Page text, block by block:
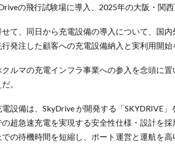
の飛行試験場に導入、2025年の大阪・関
て、同日から充電設備の導入について、国
発注した顧客への充電設備納入と実利用開始
ルマの充電インフラ事業への参入を念頭に
。
設備は、SkyDrive が開発する「SKYDRIVE
超急速充電を実現する安全性仕様・設計を
の待機時間を短縮し、ポート運営と運航を高